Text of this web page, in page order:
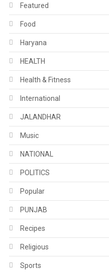
Featured
Food
Haryana
HEALTH
Health & Fitness
International
JALANDHAR
Music
NATIONAL
POLITICS
Popular
PUNJAB
Recipes
Religious
Sports